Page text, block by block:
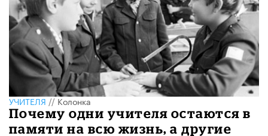
УЧИТЕЛЯ//Колонка
Почему одни учителя остаются в
памяти на всю жизнь, а другие